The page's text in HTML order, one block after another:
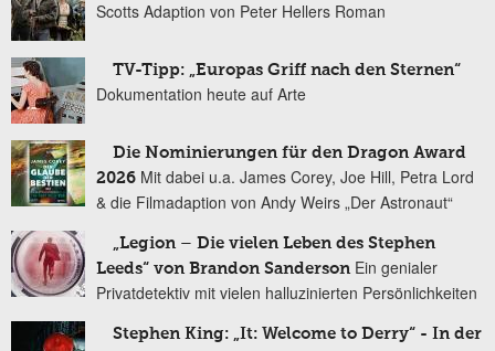
Scotts Adaption von Peter Hellers Roman
TV-Tipp: „Europas Griff nach den Sternen“
Dokumentation heute auf Arte
Die Nominierungen für den Dragon Award
2026 Mit dabei u.a. James Corey, Joe Hill, Petra Lord
& die Filmadaption von Andy Weirs „Der Astronaut“
„Legion – Die vielen Leben des Stephen
Leeds“ von Brandon Sanderson Ein genialer
Privatdetektiv mit vielen halluzinierten Persönlichkeiten
Stephen King: „It: Welcome to Derry“ - In der